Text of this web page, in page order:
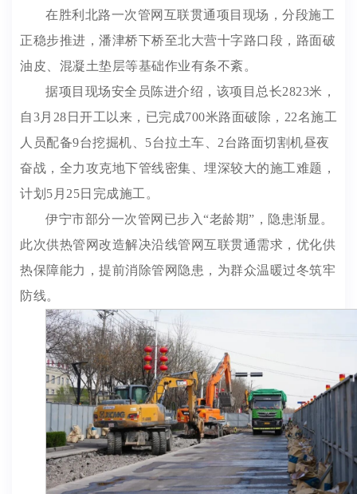
在胜利北路一次管网互联贯通项目现场，分段施工
正稳步推进，潘津桥下桥至北大营十字路口段，路面破
油皮、混凝土垫层等基础作业有条不紊。
据项目现场安全员陈进介绍，该项目总长2823米，
自3月28日开工以来，已完成700米路面破除，22名施工
人员配备9台挖掘机、5台拉土车、2台路面切割机昼夜
奋战，全力攻克地下管线密集、埋深较大的施工难题，
计划5月25日完成施工。
伊宁市部分一次管网已步入“老龄期”，隐患渐显。
此次供热管网改造解决沿线管网互联贯通需求，优化供
热保障能力，提前消除管网隐患，为群众温暖过冬筑牢
防线。